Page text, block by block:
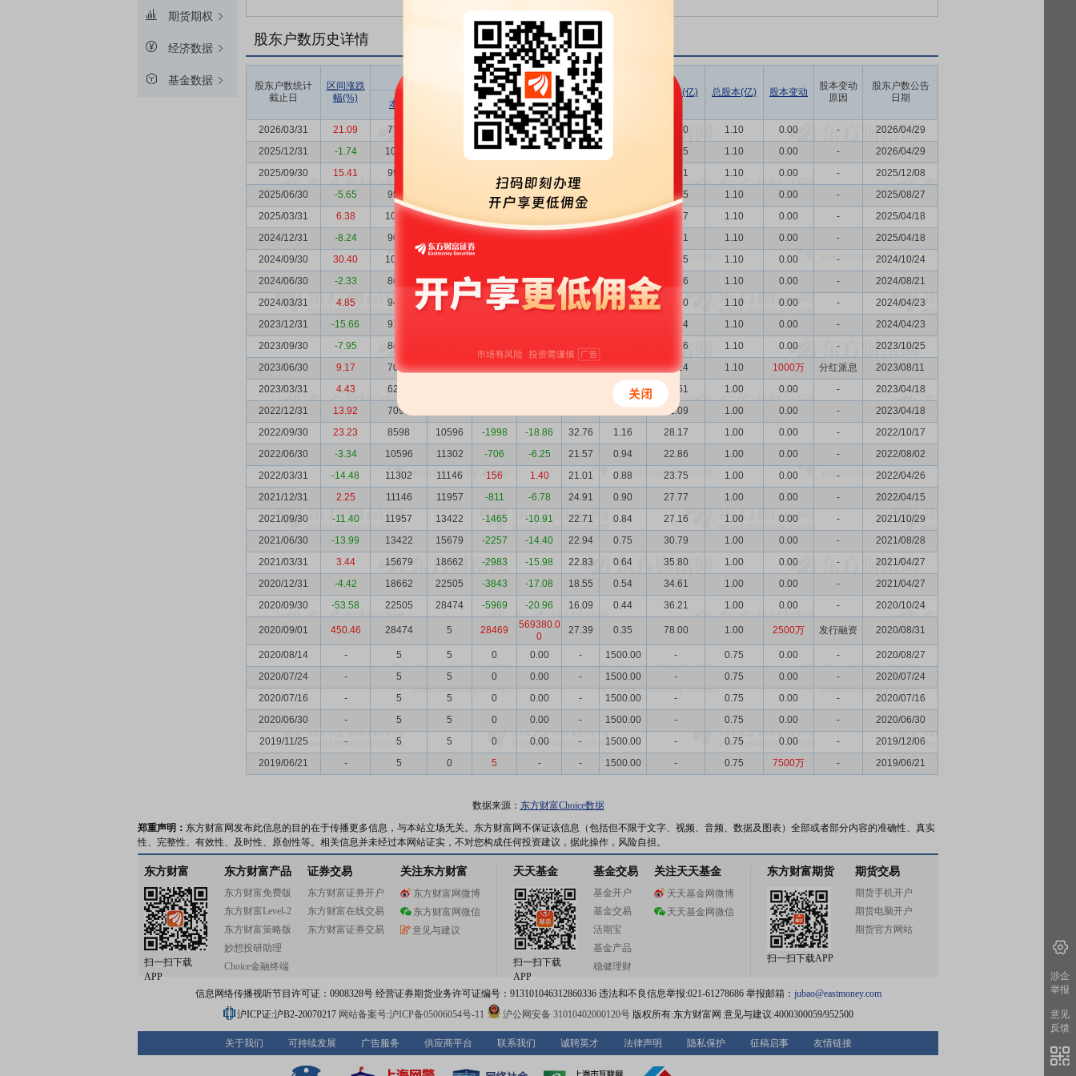
期货期权
经济数据
基金数据
股东户数历史详情
股东户数统计
截止日
区间涨跌
幅(%)
股东户数
户均持
股市值
(万)
总市值(亿) 总股本(亿) 股本变动
股本变动
原因
股东户数公告
日期
本次 增减
增减比例
(%)
2026/03/31
21.09 7765 -2892 -27.14 58.08 45.10 1.10 0.00 -
2026/04/29
2025/12/31
-1.74 10657 687 6.89 34.95 37.25 1.10 0.00 -
2026/04/29
2025/09/30
15.41 9970 37.91 1.10 0.00 -
2025/12/08
2025/06/30
-5.65 9506 -509 -5.08 34.55 32.85 1.10 0.00 -
2025/08/27
2025/03/31
6.38 10015 9072 1.10 35.97 1.10 0.00 -
2025/04/18
2024/12/31
-8.24 9072 -1196 -11.65 37.27 33.81 1.10 0.00 -
2025/04/18
2024/09/30
30.40 10268 8666 36.85 1.10 0.00 -
2024/10/24
2024/06/30
-2.33 8666 9442 -776 -8.22 32.61 1.27 28.26 1.10 0.00 -
2024/08/21
2024/03/31
4.85 9442 9165 277 3.02 31.25 1.17 29.50 1.10 0.00 -
2024/04/23
2023/12/31
-15.66 9165 28.14 1.10 0.00 -
2024/04/23
2023/09/30
-7.95 8473 39.38 33.36 1.10 0.00 -
2023/10/25
2023/06/30
9.17 7021 6282 739 11.76 51.62 1.57 36.24 1.10 1000万 分红派息
2023/08/11
2023/03/31
4.43 6282 1.59 33.51 1.00 0.00 -
2023/04/18
2022/12/31
13.92 7091 32.09 1.00 0.00 -
2023/04/18
2022/09/30
23.23 8598 10596 -1998 -18.86 32.76 1.16 28.17 1.00 0.00 -
2022/10/17
2022/06/30
-3.34 10596 11302 -706 -6.25 21.57 0.94 22.86 1.00 0.00 -
2022/08/02
2022/03/31
-14.48 11302 11146 156 1.40 21.01 0.88 23.75 1.00 0.00 -
2022/04/26
2021/12/31
2.25 11146 11957 -811 -6.78 24.91 0.90 27.77 1.00 0.00 -
2022/04/15
2021/09/30
-11.40 11957 13422 -1465 -10.91 22.71 0.84 27.16 1.00 0.00 -
2021/10/29
2021/06/30
-13.99 13422 15679 -2257 -14.40 22.94 0.75 30.79 1.00 0.00 -
2021/08/28
2021/03/31
3.44 15679 18662 -2983 -15.98 22.83 0.64 35.80 1.00 0.00 -
2021/04/27
2020/12/31
-4.42 18662 22505 -3843 -17.08 18.55 0.54 34.61 1.00 0.00 -
2021/04/27
2020/09/30
-53.58 22505 28474 -5969 -20.96 16.09 0.44 36.21 1.00 0.00 - 2020/10/24
2020/09/01 450.46 28474 5 28469
569380.0
0
27.39 0.35 78.00 1.00 2500万 发行融资 2020/08/31
2020/08/14 - 5 5 0 0.00 - 1500.00 - 0.75 0.00 -
2020/08/27
2020/07/24
- 5 5 0 0.00 - 1500.00 - 0.75 0.00 -
2020/07/24
2020/07/16
- 5 5 0 0.00 - 1500.00 - 0.75 0.00 -
2020/07/16
2020/06/30
- 5 5 0 0.00 - 1500.00 - 0.75 0.00 -
2020/06/30
2019/11/25
- 5 5 0 0.00 - 1500.00 - 0.75 0.00 -
2019/12/06
2019/06/21
- 5 0 5 - - 1500.00 - 0.75 7500万 - 2019/06/21
数据来源： 东方财富Choice数据
郑重声明： 东方财富网发布此信息的目的在于传播更多信息，与本站立场无关。东方财富网不保证该信息（包括但不限于文字、视频、音频、数据及图表）全部或者部分内容的准确性、真实
性、完整性、有效性、及时性、原创性等。相关信息并未经过本网站证实，不对您构成任何投资建议，据此操作，风险自担。
东方财富
扫一扫下载
APP
东方财富产品
东方财富免费版
东方财富Level-2
东方财富策略版
妙想投研助理
Choice金融终端
证券交易
东方财富证券开户
东方财富在线交易
东方财富证券交易
关注东方财富
东方财富网微博
东方财富网微信
意见与建议
天天基金
扫一扫下载
APP
基金交易
基金开户
基金交易
活期宝
基金产品
稳健理财
关注天天基金
天天基金网微博
天天基金网微信
东方财富期货
扫一扫下载APP
期货交易
期货手机开户
期货电脑开户
期货官方网站
信息网络传播视听节目许可证：0908328号 经营证券期货业务许可证编号：913101046312860336 违法和不良信息举报:021-61278686 举报邮箱： jubao@eastmoney.com
沪ICP证:沪B2-20070217 网站备案号:沪ICP备05006054号-11 沪公网安备 31010402000120号版权所有:东方财富网 意见与建议:4000300059/952500
关于我们 可持续发展 广告服务 供应商平台 联系我们 诚聘英才 法律声明 隐私保护 征稿启事 友情链接
涉企
举报
意见
反馈